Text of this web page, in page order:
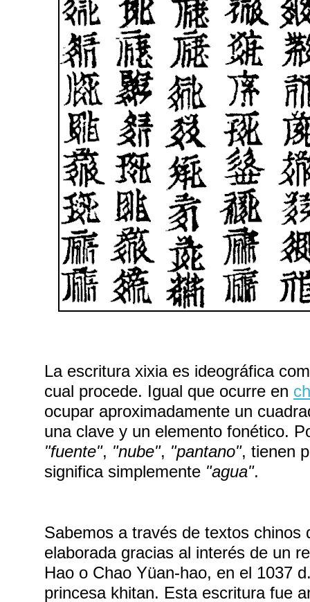
La escritura xixia es ideográfica
cual procede. Igual que ocurre en
ocupar aproximadamente un
una clave y un elemento fonético.
"fuente", "nube", "pantano", tienen
significa simplemente "agua".
Sabemos a través de textos chinos
elaborada gracias al interés de un
Hao o Chao Yüan-hao, en el 1037
princesa khitan. Esta escritura fue